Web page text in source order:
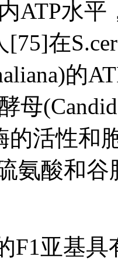
ATP水
[75]在
的
母
的活性和
氨酸和
F1亚基